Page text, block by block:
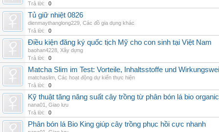
Trả lời:
0
Tủ giữ nhiệt 0826
dienmaythanglong229 Các đồ gia dụng khác
Trả lời:
0
Điều kiện đăng ký quốc tịch Mỹ cho con sinh tại Việt Nam
baohan4228 Xây dựng
Trả lời:
0
Matcha Slim im Test: Vorteile, Inhaltsstoffe und
matchaslim Các hoạt động dự kiến thực hiện
Trả lời:
0
Kỹ thuật tăng năng suất cây trồng từ phân bón lá bio organic
nana01
Giao lưu
Trả lời:
0
Phân bón lá Bio King giúp cây trồng phục hồi cực nhanh